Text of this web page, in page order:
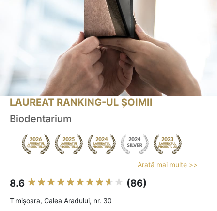
LAUREAT RANKING-UL ȘOIMII
Biodentarium
Arată mai multe >>
8.6 (86)
Timişoara, Calea Aradului, nr. 30